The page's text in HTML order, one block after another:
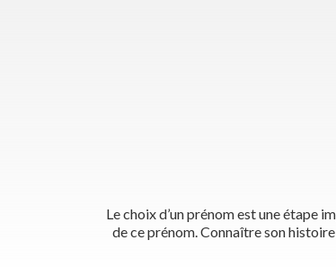
Le choix d’un prénom est une étape
de ce prénom. Connaître son